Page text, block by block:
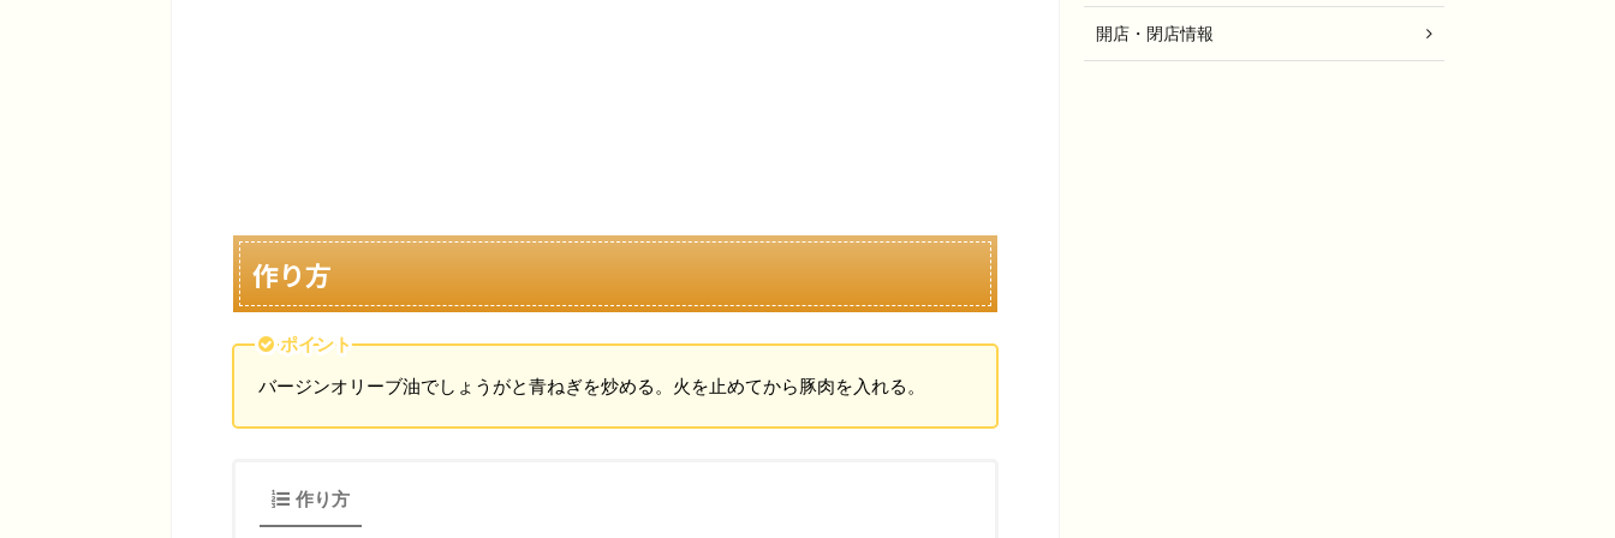
作り方
ポイント
バージンオリーブ油でしょうがと青ねぎを炒める。火を止めてから豚肉を入れる。
作り方
開店・閉店情報